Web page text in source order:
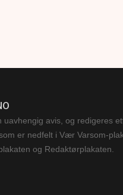
uavhengig avis, og redigeres
er nedfelt i Vær Varsom-
og Redaktørplakaten.